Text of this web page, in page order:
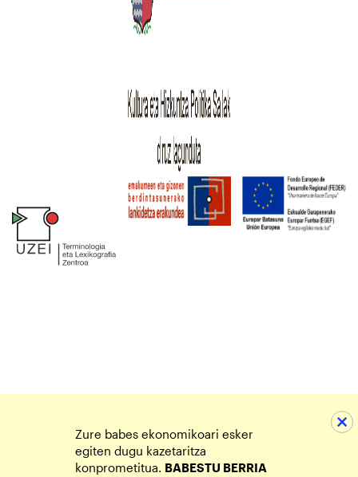
Zure babes ekonomikoari esker
egiten dugu kazetaritza
konprometitua. BABESTU BERRIA